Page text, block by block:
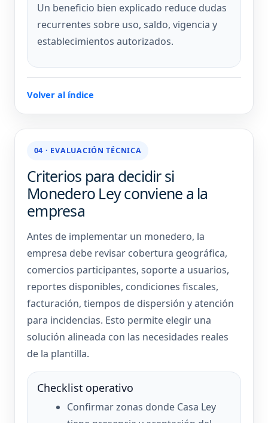
Un beneficio bien explicado reduce dudas
recurrentes sobre uso, saldo, vigencia y
establecimientos autorizados.
Volver al índice
04 · EVALUACIÓN TÉCNICA
Criterios para decidir si
Monedero Ley conviene a la
empresa
Antes de implementar un monedero, la
empresa debe revisar cobertura geográfica,
comercios participantes, soporte a usuarios,
reportes disponibles, condiciones fiscales,
facturación, tiempos de dispersión y atención
para incidencias. Esto permite elegir una
solución alineada con las necesidades reales
de la plantilla.
Checklist operativo
Confirmar zonas donde Casa Ley